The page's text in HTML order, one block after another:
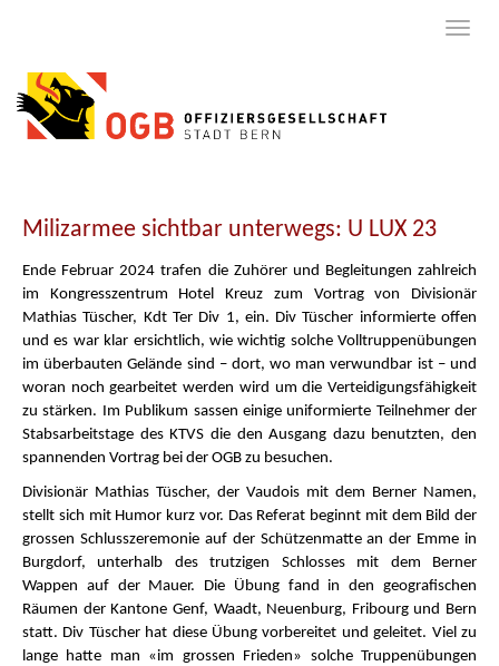
Milizarmee sichtbar unterwegs: U LUX 23
Ende Februar 2024 trafen die Zuhörer und Begleitungen zahlreich
im Kongresszentrum Hotel Kreuz zum Vortrag von Divisionär
Mathias Tüscher, Kdt Ter Div 1, ein. Div Tüscher informierte offen
und es war klar ersichtlich, wie wichtig solche Volltruppenübungen
im überbauten Gelände sind – dort, wo man verwundbar ist – und
woran noch gearbeitet werden wird um die Verteidigungsfähigkeit
zu stärken. Im Publikum sassen einige uniformierte Teilnehmer der
Stabsarbeitstage des KTVS die den Ausgang dazu benutzten, den
spannenden Vortrag bei der OGB zu besuchen.
Divisionär Mathias Tüscher, der Vaudois mit dem Berner Namen,
stellt sich mit Humor kurz vor. Das Referat beginnt mit dem Bild der
grossen Schlusszeremonie auf der Schützenmatte an der Emme in
Burgdorf, unterhalb des trutzigen Schlosses mit dem Berner
Wappen auf der Mauer. Die Übung fand in den geografischen
Räumen der Kantone Genf, Waadt, Neuenburg, Fribourg und Bern
statt. Div Tüscher hat diese Übung vorbereitet und geleitet. Viel zu
lange hatte man «im grossen Frieden» solche Truppenübungen